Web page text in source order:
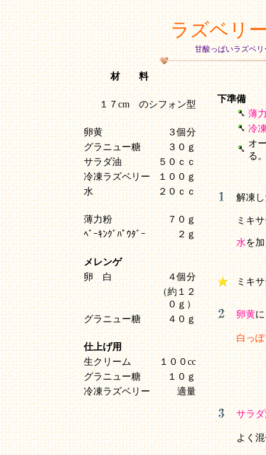
ラズベリ
甘酸っぱいラズベ
材 料
１７cm のシフォン型
卵黄
３個分
グラニュー糖
３０ｇ
サラダ油
５０ｃｃ
冷凍ラズベリー
１００ｇ
水
２０ｃｃ
薄力粉
７０ｇ
ﾍﾞｰｷﾝｸﾞﾊﾟｳﾀﾞｰ
２ｇ
メレンゲ
卵 白
４個分
（約１２
０ｇ）
グラニュー糖
４０ｇ
仕上げ用
生クリーム
１００cc
グラニュー糖
１０ｇ
冷凍ラズベリー
適量
下準備
薄
冷
オ
る
解凍
ミキ
水を
ミキ
卵黄に
白っ
サラ
よく